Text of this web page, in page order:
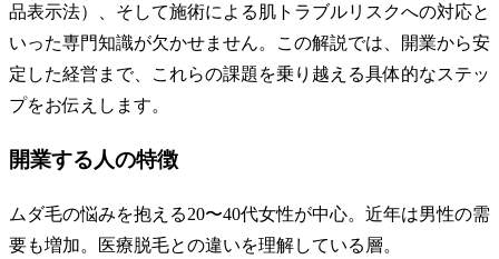
品表示法）、そして施術による肌トラブルリスクへの対応と
いった専門知識が欠かせません。この解説では、開業から安
定した経営まで、これらの課題を乗り越える具体的なステッ
プをお伝えします。
開業する人の特徴
ムダ毛の悩みを抱える20〜40代女性が中心。近年は男性の需
要も増加。医療脱毛との違いを理解している層。